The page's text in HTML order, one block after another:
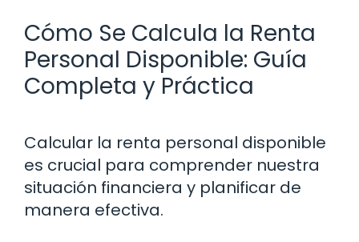
Cómo Se Calcula la Renta
Personal Disponible: Guía
Completa y Práctica
Calcular la renta personal disponible
es crucial para comprender nuestra
situación financiera y planificar de
manera efectiva.